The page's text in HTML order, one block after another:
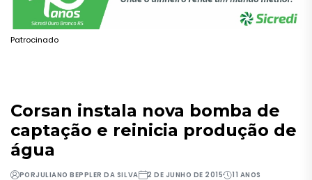
Patrocinado
Corsan instala nova bomba de
captação e reinicia produção de
água
PORJULIANO BEPPLER DA SILVA 2 DE JUNHO DE 2015 11 ANOS